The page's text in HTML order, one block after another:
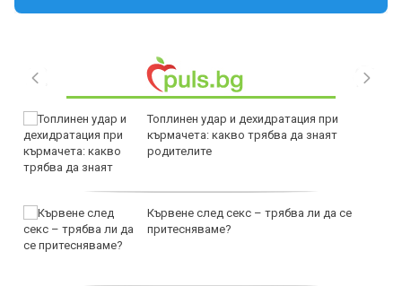
Топлинен удар и дехидратация при
кърмачета: какво трябва да знаят
родителите
Кървене след секс – трябва ли да се
притесняваме?